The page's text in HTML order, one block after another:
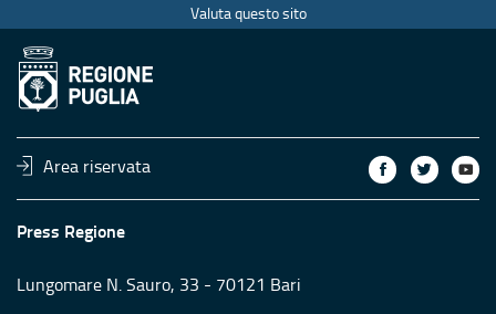
Valuta questo sito
Area riservata
Press Regione
Lungomare N. Sauro, 33 - 70121 Bari